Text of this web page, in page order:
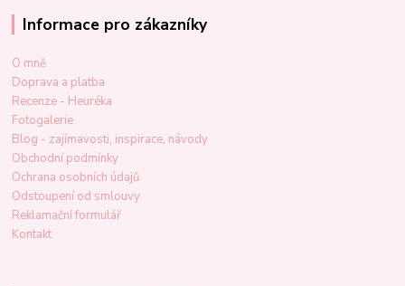
Informace pro zákazníky
O mně
Doprava a platba
Recenze - Heuréka
Fotogalerie
Blog - zajímavosti, inspirace, návody
Obchodní podmínky
Ochrana osobních údajů
Odstoupení od smlouvy
Reklamační formulář
Kontakt